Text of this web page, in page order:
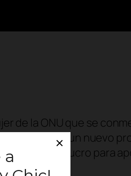
de la ONU que se
is Not Love’, un nuevo
sin fines de lucro para